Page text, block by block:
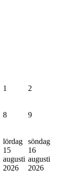
1 2
8 9
lördag
15
augusti
2026
söndag
16
augusti
2026